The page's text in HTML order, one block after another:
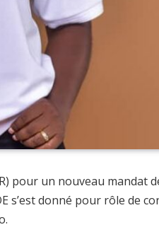
pour un nouveau mandat
s’est donné pour rôle de